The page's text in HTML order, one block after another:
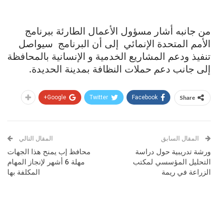
من جانبه أشار مسؤول الأعمال الطارئة ببرنامج
الأمم المتحدة الإنمائي إلى أن البرنامج سيواصل
تنفيذ ودعم المشاريع الخدمية و الإنسانية بالمحافظة
إلى جانب دعم حملات النظافة بمدينة الحديدة.
Share
Facebook
Twitter
Google+
المقال السابق
ورشة تدريبية حول دراسة
التحليل المؤسسي لمكتب
الزراعة في ريمة
المقال التالي
محافظ إب يمنح هذا الجهات
مهلة 6 أشهر لإنجاز المهام
المكلفة بها